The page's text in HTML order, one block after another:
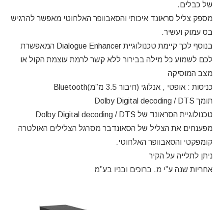
של כבלים.
מספק צליל סראונד איכותי והסאבוופר האלחוטי מאפשר להרגיש
בס עמוק ועשיר.
בנוסף לכך קיימת טכנולוגיית Dialogue Enhancer המאפשרת
לכם לשמוע כל מילה בבירור ללא קשר לרמת עוצמת הקול או
מצב המוסיקה
כניסות : אופטי , אנלוגי (חיבור 3.5 מ”מ)Bluetooth
תומך Dolby Digital decoding / DTS
טכנולוגיית הסראונד של Dolby Digital decoding / DTS
מפענחים את הצליל של הסאונדבר מסרגל הצלילים האולטרה
קומפקטי והסאבוופר האלחוטי.
ניתן לתלייה על הקיר
אחריות שנה ע”י מ. ברוכים ובניו בע”מ